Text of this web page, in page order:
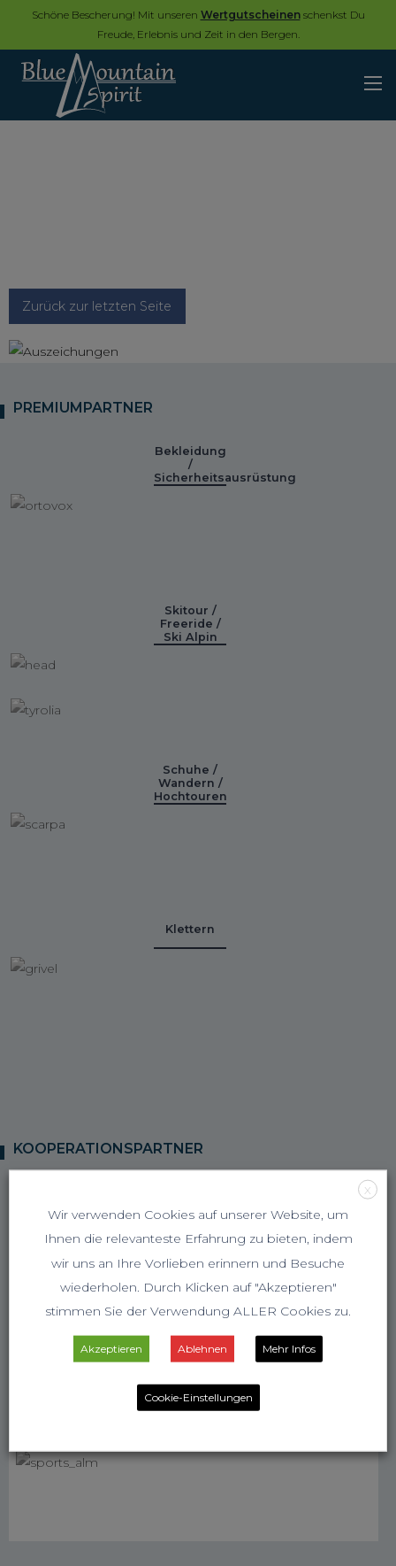
Schöne Bescherung! Mit unseren Wertgutscheinenschenkst Du
Freude, Erlebnis und Zeit in den Bergen.
Zurück zur letzten Seite
PREMIUMPARTNER
Bekleidung
/
Sicherheitsausrüstung
Skitour /
Freeride /
Ski Alpin
Schuhe /
Wandern /
Hochtouren
Klettern
KOOPERATIONSPARTNER
X
Wir verwenden Cookies auf unserer Website, um
Ihnen die relevanteste Erfahrung zu bieten, indem
wir uns an Ihre Vorlieben erinnern und Besuche
wiederholen. Durch Klicken auf "Akzeptieren"
stimmen Sie der Verwendung ALLER Cookies zu.
Akzeptieren Ablehnen Mehr Infos
Cookie-Einstellungen